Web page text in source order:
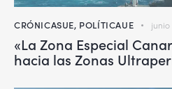
CRÓNICASUE, POLÍTICAUE
«La Zona Especial
hacia las Zonas